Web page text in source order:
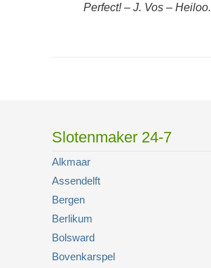
Perfect! – J. Vos – Heiloo.
Slotenmaker 24-7
Alkmaar
Assendelft
Bergen
Berlikum
Bolsward
Bovenkarspel